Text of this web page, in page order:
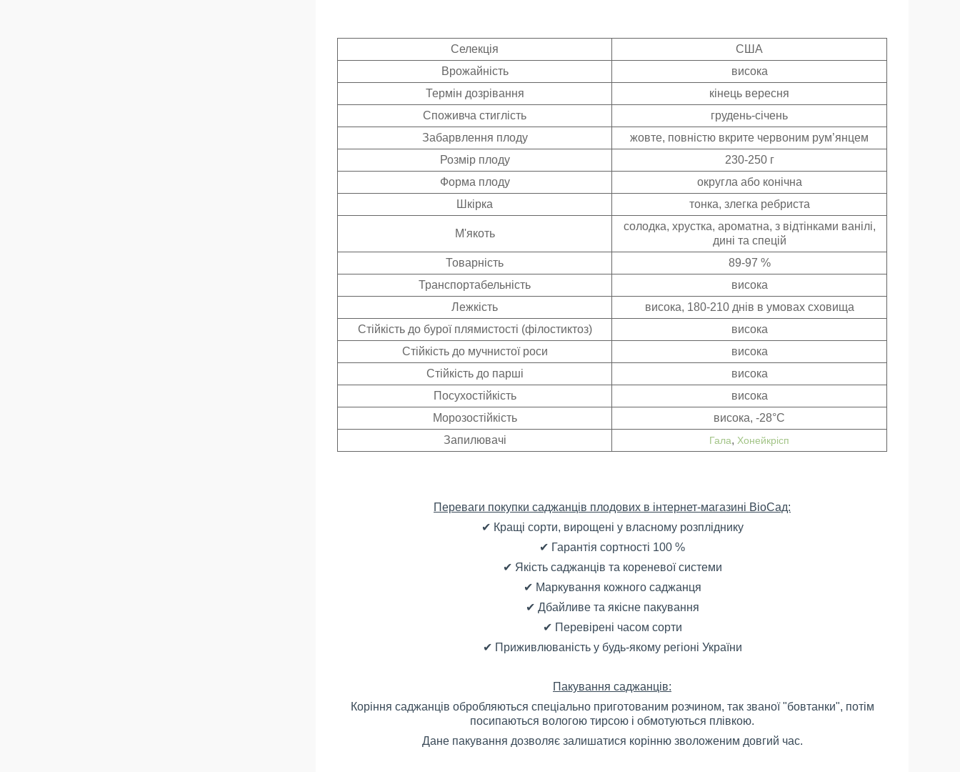
Селекція
США
Врожайність
висока
Термін дозрівання
кінець вересня
Споживча стиглість
грудень-січень
Забарвлення плоду
жовте, повністю вкрите червоним рум’янцем
Розмір плоду
230-250 г
Форма плоду
округла або конічна
Шкірка
тонка, злегка ребриста
М'якоть
солодка, хрустка, ароматна, з відтінками ванілі,
дині та спецій
Товарність
89-97 %
Транспортабельність
висока
Лежкість
висока, 180-210 днів в умовах сховища
Стійкість до бурої плямистості (філостиктоз)
висока
Стійкість до мучнистої роси
висока
Стійкість до парші
висока
Посухостійкість
висока
Морозостійкість
висока, -28°С
Запилювачі
Гала, Хонейкрісп
Переваги покупки саджанців плодових в інтернет-магазині ВіоСад:
✔ Кращі сорти, вирощені у власному розпліднику
✔ Гарантія сортності 100 %
✔ Якість саджанців та кореневої системи
✔ Маркування кожного саджанця
✔ Дбайливе та якісне пакування
✔ Перевірені часом сорти
✔ Приживлюваність у будь-якому регіоні України
Пакування саджанців:
Коріння саджанців обробляються спеціально приготованим розчином, так званої "бовтанки", потім
посипаються вологою тирсою і обмотуються плівкою.
Дане пакування дозволяє залишатися корінню зволоженим довгий час.